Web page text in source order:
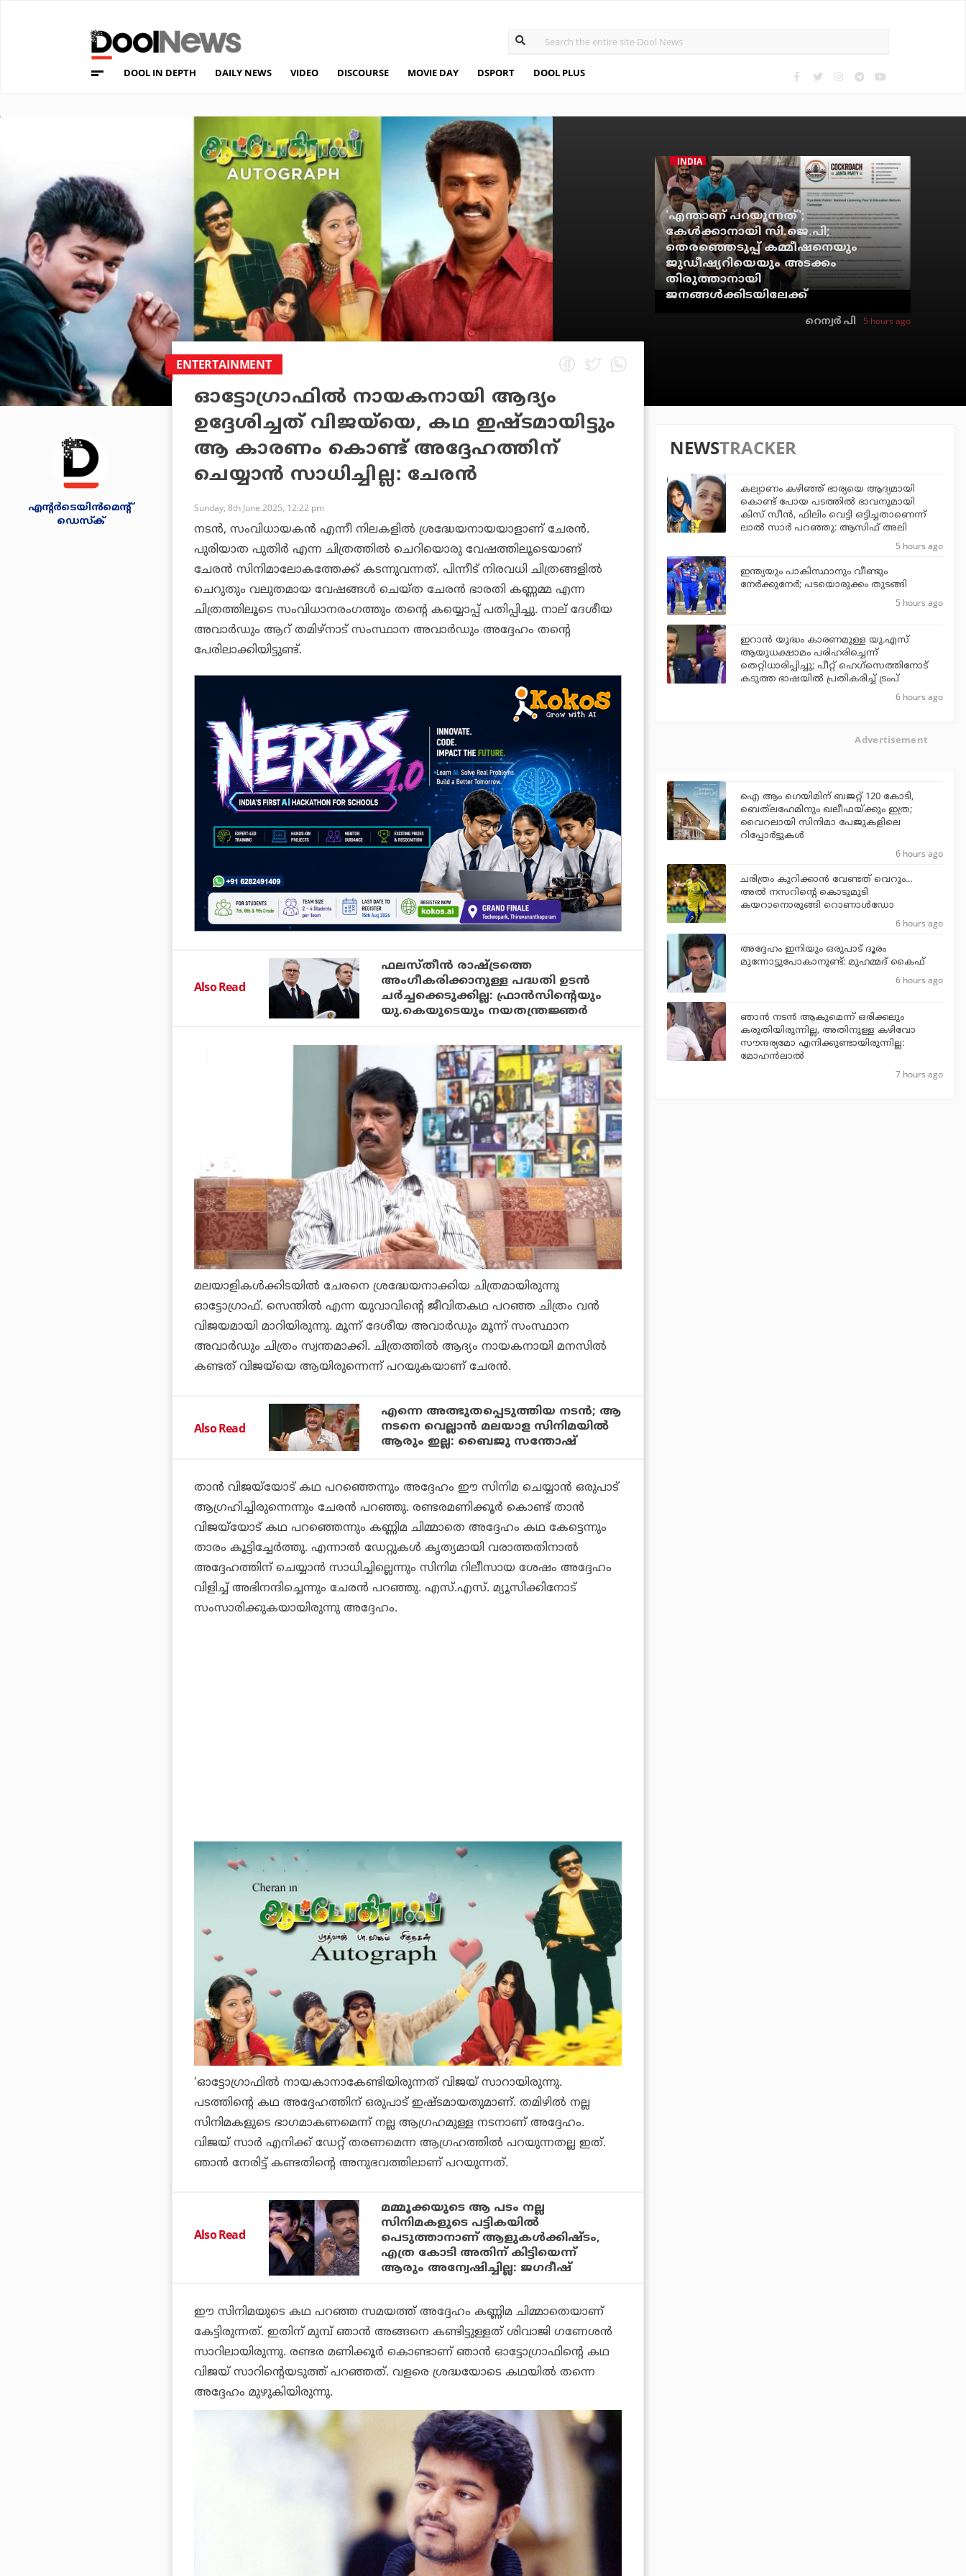
DOOL IN DEPTH DAILY NEWS VIDEO DISCOURSE MOVIE DAY DSPORT DOOL PLUS
INDIA
'എന്താണ് പറയുന്നത്';
കേള്‍ക്കാനായി സി.ജെ.പി;
തെരഞ്ഞെടുപ്പ് കമ്മീഷനെയും
ജുഡീഷ്യറിയെയും അടക്കം
തിരുത്താനായി
ജനങ്ങള്‍ക്കിടയിലേക്ക്
റെന്വര്‍ പി 5 hours ago
എന്റര്‍ടെയിന്‍മെന്റ്
ഡെസ്‌ക്
ENTERTAINMENT
ഓട്ടോഗ്രാഫില്‍ നായകനായി ആദ്യം
ഉദ്ദേശിച്ചത് വിജയ്‌യെ, കഥ ഇഷ്ടമായിട്ടും
ആ കാരണം കൊണ്ട് അദ്ദേഹത്തിന്
ചെയ്യാന്‍ സാധിച്ചില്ല: ചേരന്‍
Sunday, 8th June 2025, 12:22 pm
നടന്‍, സംവിധായകന്‍ എന്നീ നിലകളില്‍ ശ്രദ്ധേയനായയാളാണ് ചേരന്‍.
പുരിയാത പുതിര്‍ എന്ന ചിത്രത്തില്‍ ചെറിയൊരു വേഷത്തിലൂടെയാണ്
ചേരന്‍ സിനിമാലോകത്തേക്ക് കടന്നുവന്നത്. പിന്നീട് നിരവധി ചിത്രങ്ങളില്‍
ചെറുതും വലുതമായ വേഷങ്ങള്‍ ചെയ്ത ചേരന്‍ ഭാരതി കണ്ണമ്മ എന്ന
ചിത്രത്തിലൂടെ സംവിധാനരംഗത്തും തന്റെ കയ്യൊപ്പ് പതിപ്പിച്ചു. നാല് ദേശീയ
അവാര്‍ഡും ആറ് തമിഴ്നാട് സംസ്ഥാന അവാര്‍ഡും അദ്ദേഹം തന്റെ
പേരിലാക്കിയിട്ടുണ്ട്.
Also Read
ഫലസ്തീന്‍ രാഷ്ട്രത്തെ
അംഗീകരിക്കാനുള്ള പദ്ധതി ഉടന്‍
ചര്‍ച്ചക്കെടുക്കില്ല: ഫ്രാന്‍സിന്റെയും
യു.കെയുടെയും നയതന്ത്രജ്ഞര്‍
മലയാളികള്‍ക്കിടയില്‍ ചേരനെ ശ്രദ്ധേയനാക്കിയ ചിത്രമായിരുന്നു
ഓട്ടോഗ്രാഫ്. സെന്തില്‍ എന്ന യുവാവിന്റെ ജീവിതകഥ പറഞ്ഞ ചിത്രം വന്‍
വിജയമായി മാറിയിരുന്നു. മൂന്ന് ദേശീയ അവാര്‍ഡും മൂന്ന് സംസ്ഥാന
അവാര്‍ഡും ചിത്രം സ്വന്തമാക്കി. ചിത്രത്തില്‍ ആദ്യം നായകനായി മനസില്‍
കണ്ടത് വിജയ്‌യെ ആയിരുന്നെന്ന് പറയുകയാണ് ചേരന്‍.
Also Read
എന്നെ അത്ഭുതപ്പെടുത്തിയ നടന്‍; ആ
നടനെ വെല്ലാന്‍ മലയാള സിനിമയില്‍
ആരും ഇല്ല: ബൈജു സന്തോഷ്
താന്‍ വിജയ്‌യോട് കഥ പറഞ്ഞെന്നും അദ്ദേഹം ഈ സിനിമ ചെയ്യാന്‍ ഒരുപാട്
ആഗ്രഹിച്ചിരുന്നെന്നും ചേരന്‍ പറഞ്ഞു. രണ്ടരമണിക്കൂര്‍ കൊണ്ട് താന്‍
വിജയ്‌യോട് കഥ പറഞ്ഞെന്നും കണ്ണിമ ചിമ്മാതെ അദ്ദേഹം കഥ കേട്ടെന്നും
താരം കൂട്ടിച്ചേര്‍ത്തു. എന്നാല്‍ ഡേറ്റുകള്‍ കൃത്യമായി വരാത്തതിനാല്‍
അദ്ദേഹത്തിന് ചെയ്യാന്‍ സാധിച്ചില്ലെന്നും സിനിമ റിലീസായ ശേഷം അദ്ദേഹം
വിളിച്ച് അഭിനന്ദിച്ചെന്നും ചേരന്‍ പറഞ്ഞു. എസ്.എസ്. മ്യൂസിക്കിനോട്
സംസാരിക്കുകയായിരുന്നു അദ്ദേഹം.
‘ഓട്ടോഗ്രാഫില്‍ നായകാനാകേണ്ടിയിരുന്നത് വിജയ് സാറായിരുന്നു.
പടത്തിന്റെ കഥ അദ്ദേഹത്തിന് ഒരുപാട് ഇഷ്ടമായതുമാണ്. തമിഴില്‍ നല്ല
സിനിമകളുടെ ഭാഗമാകണമെന്ന് നല്ല ആഗ്രഹമുള്ള നടനാണ് അദ്ദേഹം.
വിജയ് സാര്‍ എനിക്ക് ഡേറ്റ് തരണമെന്ന ആഗ്രഹത്തില്‍ പറയുന്നതല്ല ഇത്.
ഞാന്‍ നേരിട്ട് കണ്ടതിന്റെ അനുഭവത്തിലാണ് പറയുന്നത്.
Also Read
മമ്മൂക്കയുടെ ആ പടം നല്ല
സിനിമകളുടെ പട്ടികയില്‍
പെടുത്താനാണ് ആളുകള്‍ക്കിഷ്ടം,
എത്ര കോടി അതിന് കിട്ടിയെന്ന്
ആരും അന്വേഷിച്ചില്ല: ജഗദീഷ്
ഈ സിനിമയുടെ കഥ പറഞ്ഞ സമയത്ത് അദ്ദേഹം കണ്ണിമ ചിമ്മാതെയാണ്
കേട്ടിരുന്നത്. ഇതിന് മുമ്പ് ഞാന്‍ അങ്ങനെ കണ്ടിട്ടുള്ളത് ശിവാജി ഗണേശന്‍
സാറിലായിരുന്നു. രണ്ടര മണിക്കൂര്‍ കൊണ്ടാണ് ഞാന്‍ ഓട്ടോഗ്രാഫിന്റെ കഥ
വിജയ് സാറിന്റെയടുത്ത് പറഞ്ഞത്. വളരെ ശ്രദ്ധയോടെ കഥയില്‍ തന്നെ
അദ്ദേഹം മുഴുകിയിരുന്നു.
NEWSTRACKER
കല്യാണം കഴിഞ്ഞ് ഭാര്യയെ ആദ്യമായി
കൊണ്ട് പോയ പടത്തില്‍ ഭാവനുമായി
കിസ് സീന്‍, ഫിലിം വെട്ടി ഒട്ടിച്ചതാണെന്ന്
ലാല്‍ സാര്‍ പറഞ്ഞു: ആസിഫ് അലി
5 hours ago
ഇന്ത്യയും പാകിസ്ഥാനും വീണ്ടും
നേര്‍ക്കുനേര്‍; പടയൊരുക്കം തുടങ്ങി
5 hours ago
ഇറാന്‍ യുദ്ധം കാരണമുള്ള യു.എസ്
ആയുധക്ഷാമം പരിഹരിച്ചെന്ന്
തെറ്റിധാരിപ്പിച്ചു; പീറ്റ് ഹെഗ്‌സെത്തിനോട്
കടുത്ത ഭാഷയില്‍ പ്രതികരിച്ച് ട്രംപ്
6 hours ago
Advertisement
ഐ ആം ഗെയിമിന് ബജറ്റ് 120 കോടി,
ബെത്‌ലഹേമിനും ഖലീഫയ്ക്കും ഇത്ര;
വൈറലായി സിനിമാ പേജുകളിലെ
റിപ്പോര്‍ട്ടുകള്‍
6 hours ago
ചരിത്രം കുറിക്കാന്‍ വേണ്ടത് വെറും...
അല്‍ നസറിന്റെ കൊടുമുടി
കയറാനൊരുങ്ങി റൊണാള്‍ഡോ
6 hours ago
അദ്ദേഹം ഇനിയും ഒരുപാട് ദൂരം
മുന്നോട്ടുപോകാനുണ്ട്: മുഹമ്മദ് കൈഫ്
6 hours ago
ഞാൻ നടൻ ആകുമെന്ന് ഒരിക്കലും
കരുതിയിരുന്നില്ല, അതിനുള്ള കഴിവോ
സൗന്ദര്യമോ എനിക്കുണ്ടായിരുന്നില്ല:
മോഹൻലാൽ
7 hours ago